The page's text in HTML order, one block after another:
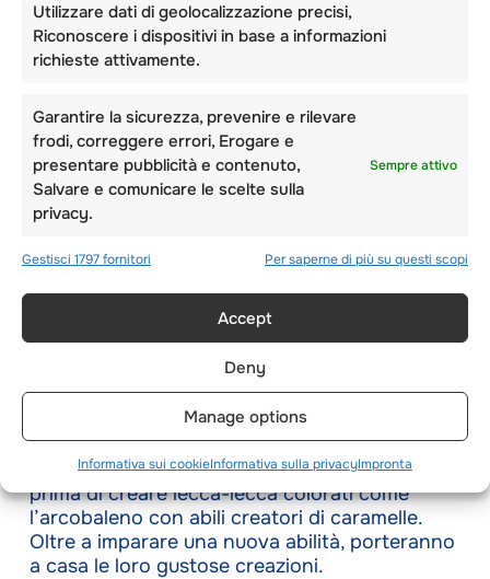
Utilizzare dati di geolocalizzazione precisi,
Riconoscere i dispositivi in base a informazioni
richieste attivamente.
Garantire la sicurezza, prevenire e rilevare
frodi, correggere errori, Erogare e
presentare pubblicità e contenuto,
Salvare e comunicare le scelte sulla
privacy.
Sempre attivo
Gestisci 1797 fornitori Per saperne di più su questi scopi
Accept
Deny
Manage options
Informativa sui cookieInformativa sulla privacyImpronta
farli divertire al massimo.
I bambini possono visitare alcuni dei migliori
produttori di dolciumi del Regno Unito. Qui
potranno imparare a mescolare sapori e colori
prima di creare lecca-lecca colorati come
l’arcobaleno con abili creatori di caramelle.
Oltre a imparare una nuova abilità, porteranno
a casa le loro gustose creazioni.